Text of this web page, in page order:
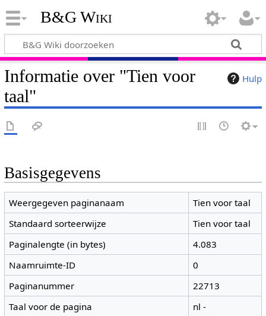
B&G Wiki
Hulp
Informatie over "Tien voor
taal"
Basisgegevens
Weergegeven paginanaam
Tien voor taal
Standaard sorteerwijze
Tien voor taal
Paginalengte (in bytes)
4.083
Naamruimte-ID
0
Paginanummer
22713
Taal voor de pagina
nl -